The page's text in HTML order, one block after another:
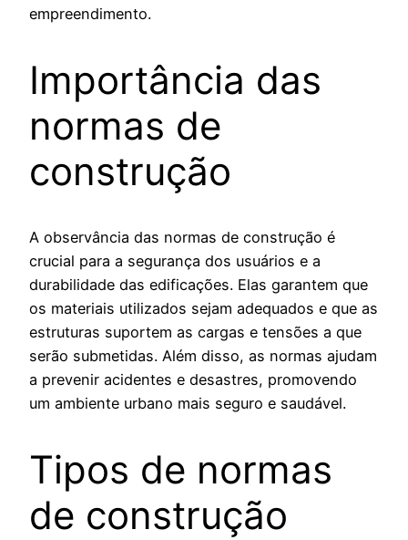
empreendimento.
Importância das
normas de
construção
A observância das normas de construção é
crucial para a segurança dos usuários e a
durabilidade das edificações. Elas garantem que
os materiais utilizados sejam adequados e que as
estruturas suportem as cargas e tensões a que
serão submetidas. Além disso, as normas ajudam
a prevenir acidentes e desastres, promovendo
um ambiente urbano mais seguro e saudável.
Tipos de normas
de construção